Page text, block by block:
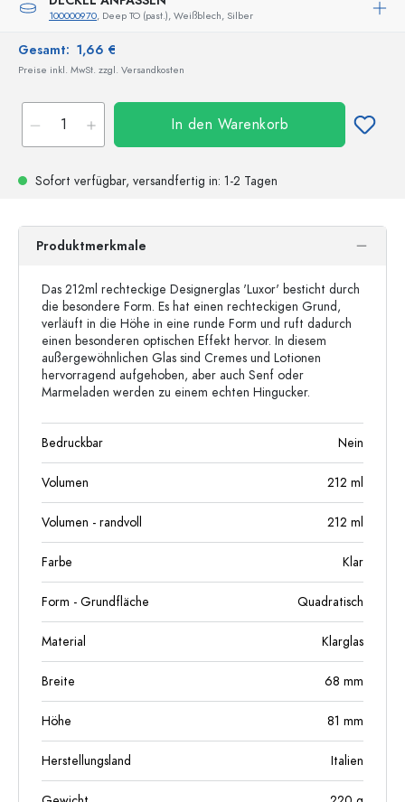
100000970, Deep TO (past.), Weißblech, Silber
Gesamt: 1,66 €
Preise inkl. MwSt. zzgl. Versandkosten
In den Warenkorb
Sofort verfügbar, versandfertig in: 1-2 Tagen
Produktmerkmale
Das 212ml rechteckige Designerglas 'Luxor' besticht durch
die besondere Form. Es hat einen rechteckigen Grund,
verläuft in die Höhe in eine runde Form und ruft dadurch
einen besonderen optischen Effekt hervor. In diesem
außergewöhnlichen Glas sind Cremes und Lotionen
hervorragend aufgehoben, aber auch Senf oder
Marmeladen werden zu einem echten Hingucker.
Bedruckbar Nein
Volumen 212 ml
Volumen - randvoll 212 ml
Farbe Klar
Form - Grundfläche Quadratisch
Material Klarglas
Breite 68 mm
Höhe 81 mm
Herstellungsland Italien